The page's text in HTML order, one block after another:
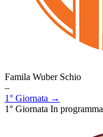
Famila Wuber Schio
–
1° Giornata →
1° Giornata In programma